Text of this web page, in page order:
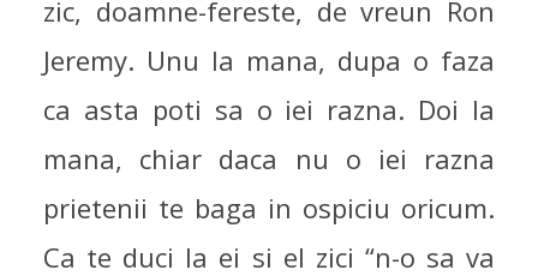
zic, doamne-fereste, de vreun Ron
Jeremy. Unu la mana, dupa o faza
ca asta poti sa o iei razna. Doi la
mana, chiar daca nu o iei razna
prietenii te baga in ospiciu oricum.
Ca te duci la ei si el zici “n-o sa va